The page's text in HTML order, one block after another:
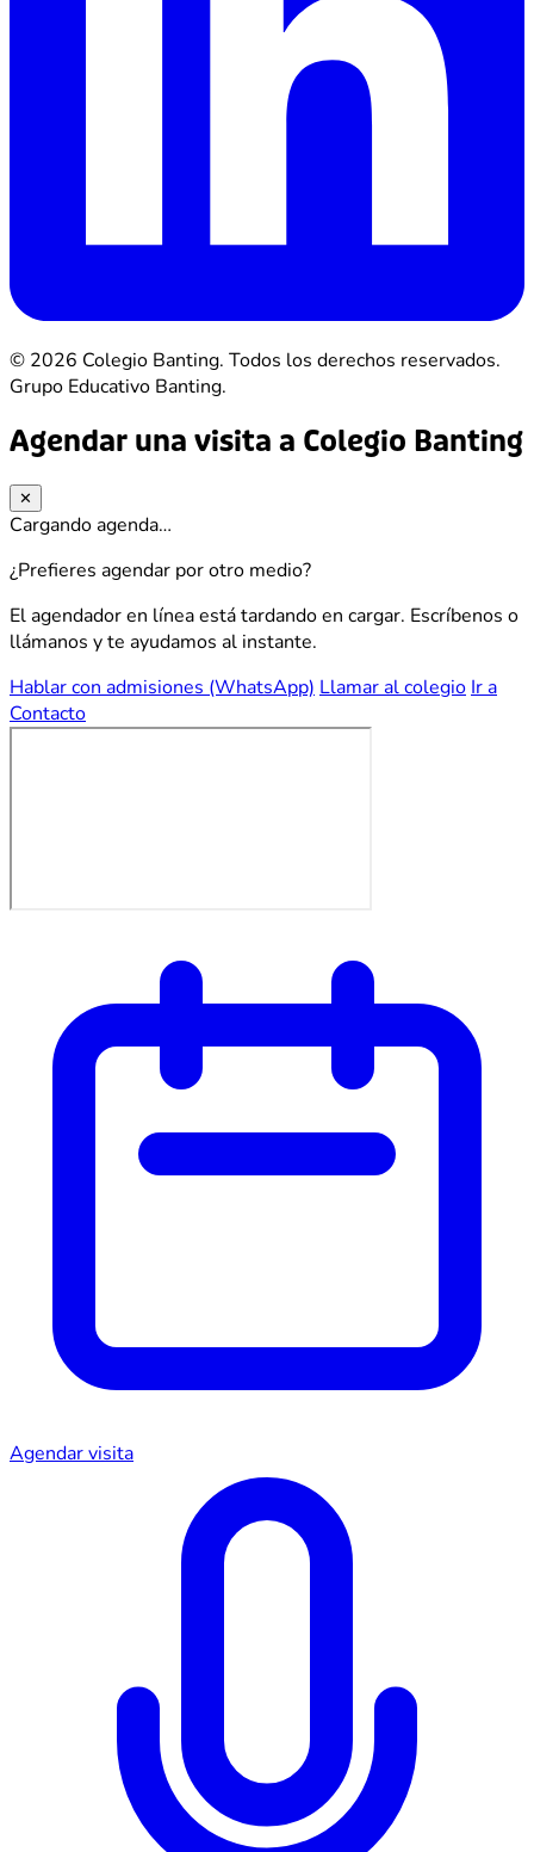
© 2026 Colegio Banting. Todos los derechos reservados.
Grupo Educativo Banting.
Agendar una visita a Colegio Banting
✕
Cargando agenda…
¿Prefieres agendar por otro medio?
El agendador en línea está tardando en cargar. Escríbenos o
llámanos y te ayudamos al instante.
Hablar con admisiones (WhatsApp) Llamar al colegio Ir a
Contacto
Agendar visita